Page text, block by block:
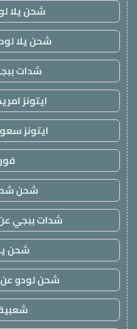
شحن يلا
شحن يلا
شدات
ايتونز
ايتونز
شحن
شدات ببجي
شحن
شحن لودو